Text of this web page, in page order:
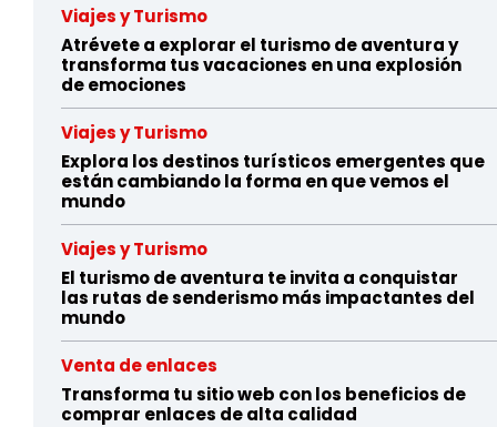
Viajes y Turismo
Atrévete a explorar el turismo de aventura y
transforma tus vacaciones en una explosión
de emociones
Viajes y Turismo
Explora los destinos turísticos emergentes que
están cambiando la forma en que vemos el
mundo
Viajes y Turismo
El turismo de aventura te invita a conquistar
las rutas de senderismo más impactantes del
mundo
Venta de enlaces
Transforma tu sitio web con los beneficios de
comprar enlaces de alta calidad